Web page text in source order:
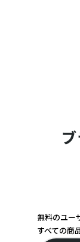
無料のユー
すべての商